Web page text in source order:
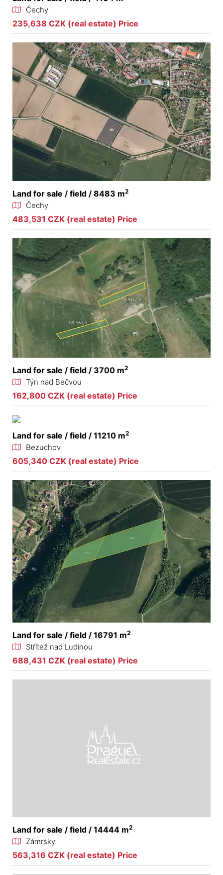
Čechy
235,638 CZK (real estate) Price
Land for sale / field / 8483 m2
Čechy
483,531 CZK (real estate) Price
Land for sale / field / 3700 m2
Týn nad Bečvou
162,800 CZK (real estate) Price
Land for sale / field / 11210 m2
Bezuchov
605,340 CZK (real estate) Price
Land for sale / field / 16791 m2
Střítež nad Ludinou
688,431 CZK (real estate) Price
Land for sale / field / 14444 m2
Zámrsky
563,316 CZK (real estate) Price